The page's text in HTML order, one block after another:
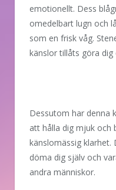
emotionellt. Dess
omedelbart lugn och
som en frisk våg.
känslor tillåts göra dig
Dessutom har denna
att hålla dig mjuk och
känslomässig
döma dig själv och
andra människor.